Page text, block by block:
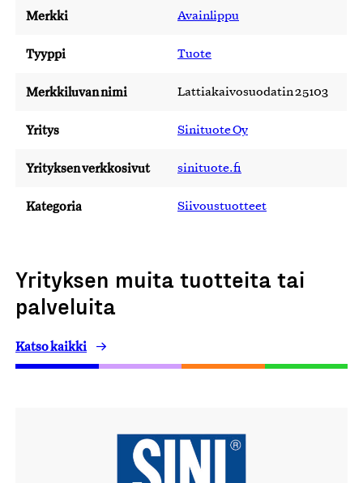
Merkki Avainlippu
Tyyppi Tuote
Merkkiluvan nimi Lattiakaivosuodatin 25103
Yritys Sinituote Oy
Yrityksen verkkosivut sinituote.fi
Kategoria Siivoustuotteet
Yrityksen muita tuotteita tai
palveluita
Katso kaikki